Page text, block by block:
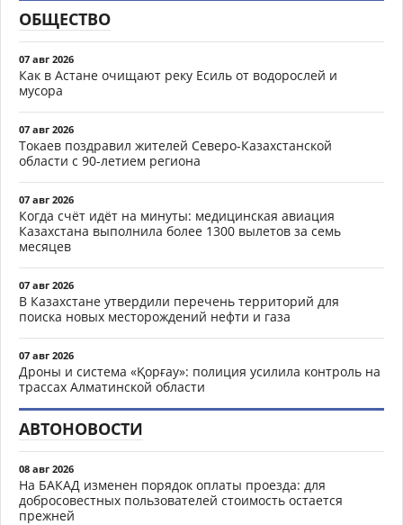
ОБЩЕСТВО
07 авг 2026
Как в Астане очищают реку Есиль от водорослей и
мусора
07 авг 2026
Токаев поздравил жителей Северо-Казахстанской
области с 90-летием региона
07 авг 2026
Когда счёт идёт на минуты: медицинская авиация
Казахстана выполнила более 1300 вылетов за семь
месяцев
07 авг 2026
В Казахстане утвердили перечень территорий для
поиска новых месторождений нефти и газа
07 авг 2026
Дроны и система «Қорғау»: полиция усилила контроль на
трассах Алматинской области
АВТОНОВОСТИ
08 авг 2026
На БАКАД изменен порядок оплаты проезда: для
добросовестных пользователей стоимость остается
прежней